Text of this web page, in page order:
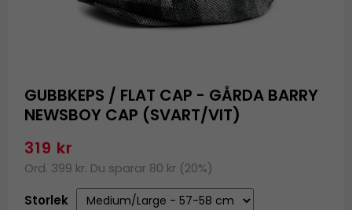
GUBBKEPS / FLAT CAP - GÅRDA BARRY
NEWSBOY CAP (SVART/VIT)
319 kr
Ord. 399 kr. Du sparar 80 kr (20%)
Storlek